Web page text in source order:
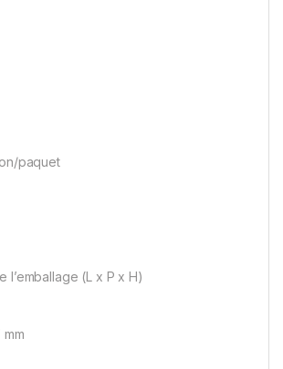
paquet
l’emballage (L x P x H)